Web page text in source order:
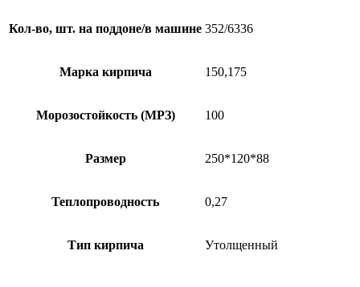
Кол-во, шт. на поддоне/в машине 352/6336
Марка кирпича 150,175
Морозостойкость (МРЗ) 100
Размер 250*120*88
Теплопроводность 0,27
Тип кирпича Утолщенный